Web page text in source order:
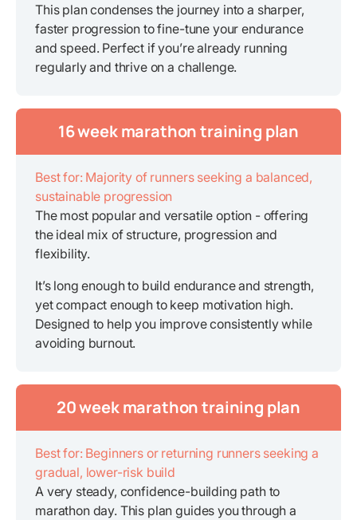
This plan condenses the journey into a sharper,
faster progression to fine-tune your endurance
and speed. Perfect if you’re already running
regularly and thrive on a challenge.
16 week marathon training plan
Best for: Majority of runners seeking a balanced,
sustainable progression
The most popular and versatile option - offering
the ideal mix of structure, progression and
flexibility.
It’s long enough to build endurance and strength,
yet compact enough to keep motivation high.
Designed to help you improve consistently while
avoiding burnout.
20 week marathon training plan
Best for: Beginners or returning runners seeking a
gradual, lower-risk build
A very steady, confidence-building path to
marathon day. This plan guides you through a